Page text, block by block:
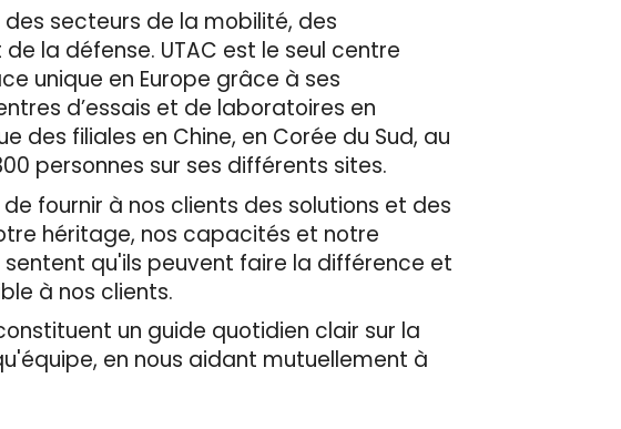
secteurs de la mobilité, des
la défense. UTAC est le seul centre
unique en Europe grâce à ses
d’essais et de laboratoires en
des filiales en Chine, en Corée du Sud, au
personnes sur ses différents sites.
fournir à nos clients des solutions et des
héritage, nos capacités et notre
qu'ils peuvent faire la différence et
à nos clients.
un guide quotidien clair sur la
en nous aidant mutuellement à